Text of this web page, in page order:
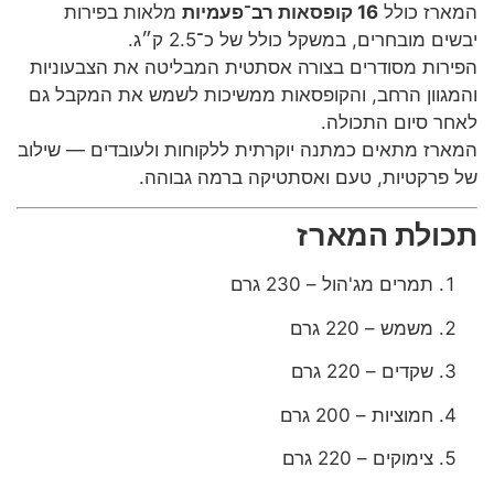
המארז כולל 16 קופסאות רב־פעמיות
מלאות בפירות
יבשים מובחרים, במשקל כולל של כ־2.5 ק״ג.
הפירות מסודרים בצורה אסתטית המבליטה את הצבעוניות
והמגוון הרחב, והקופסאות ממשיכות לשמש את המקבל גם
לאחר סיום התכולה.
המארז מתאים כמתנה יוקרתית ללקוחות ולעובדים — שילוב
של פרקטיות, טעם ואסתטיקה ברמה גבוהה.
תכולת המארז
תמרים מג'הול – 230 גרם
משמש – 220 גרם
שקדים – 220 גרם
חמוציות – 200 גרם
צימוקים – 220 גרם